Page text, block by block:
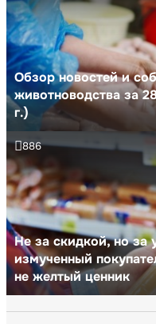
Обзор новостей и
животноводства за
г.)
Не за скидкой, но за
измученный
не желтый ценник
886